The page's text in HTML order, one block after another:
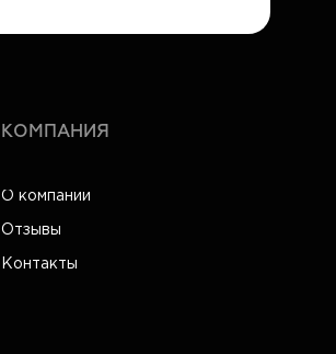
КОМПАНИЯ
О компании
Отзывы
Контакты